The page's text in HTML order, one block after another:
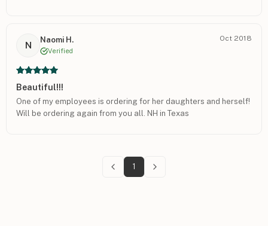
N
Naomi H.
Verified
Oct 2018
Beautiful!!!
One of my employees is ordering for her daughters and herself!
Will be ordering again from you all. NH in Texas
1